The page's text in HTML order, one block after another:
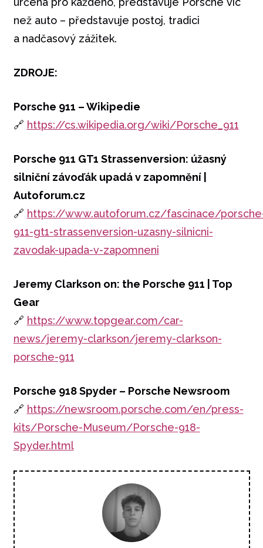
než auto – představuje postoj, tradici
a nadčasový zážitek.
ZDROJE:
Porsche 911 – Wikipedie
🔗 https://cs.wikipedia.org/wiki/Porsche_911
Porsche 911 GT1 Strassenversion: úžasný
silniční závoďák upadá v zapomnění |
Autoforum.cz
🔗 https://www.autoforum.cz/fascinace/
911-gt1-strassenversion-uzasny-silnicni-
zavodak-upada-v-zapomneni
Jeremy Clarkson on: the Porsche 911 | Top
Gear
🔗 https://www.topgear.com/car-
news/jeremy-clarkson/jeremy-clarkson-
porsche-911
Porsche 918 Spyder – Porsche Newsroom
🔗 https://newsroom.porsche.com/en/press-
kits/Porsche-Museum/Porsche-918-
Spyder.html